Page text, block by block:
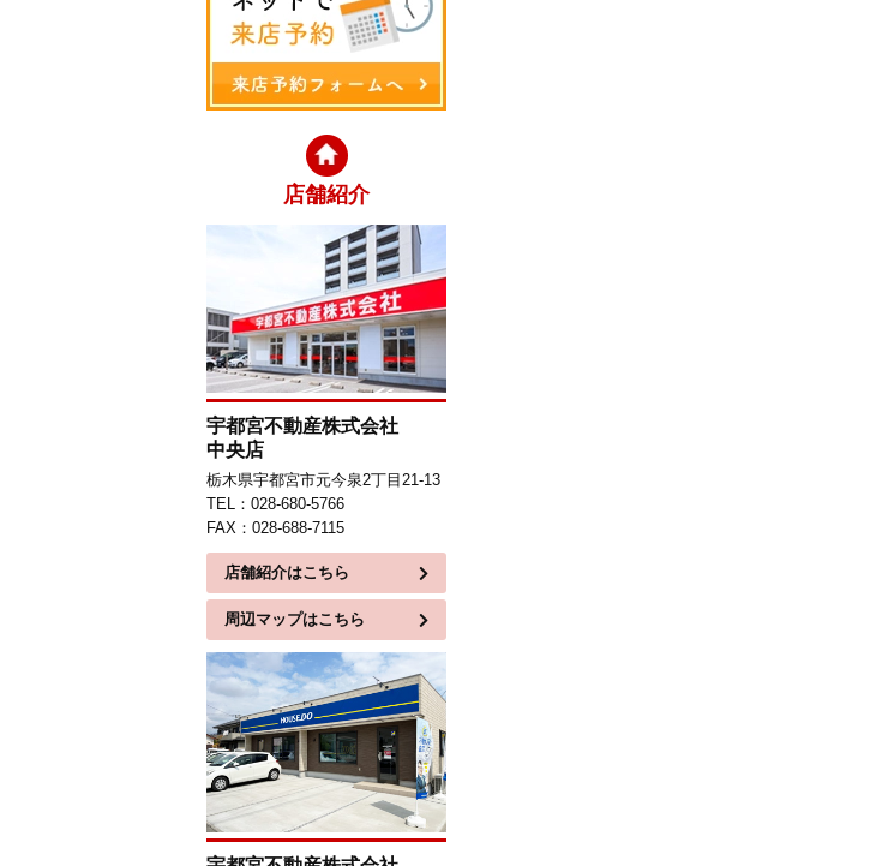
店舗紹介
宇都宮不動産株式会社
中央店
栃木県宇都宮市元今泉2丁目21-13
TEL：028-680-5766
FAX：028-688-7115
店舗紹介はこちら
周辺マップはこちら